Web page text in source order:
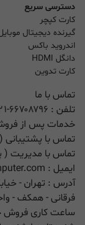
دسترسی سریع
کارت کپچر
گیرنده دیجیتال
اندروید باکس
دانگل HDMI
کارت تدوین
تماس با ما
تلفن : ۰۲۱-۶۶۷۰۸۷۹۶ (10
خدمات پس از
تماس با
تماس با مدیریت
ایمیل :
آدرس : تهران -
فرقانی - همکف - واحد ۲۹ - نادر
ساعت کاری فروش